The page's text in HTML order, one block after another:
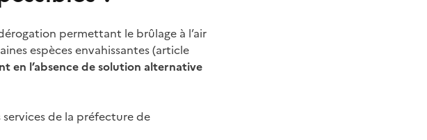
permettant le brûlage à l’air
espèces envahissantes (article
en l’absence de solution alternative
de la préfecture de